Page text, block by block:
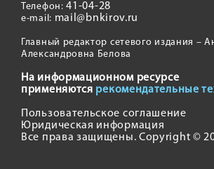
Телефон:41-04-28
e-mail: mail@bnkirov.ru
Главный редактор сетевого издания –
Александровна Белова
На информационном ресурсе
применяются рекомендательные
Пользовательское соглашение
Юридическая информация
Все права защищены. Copyright ©